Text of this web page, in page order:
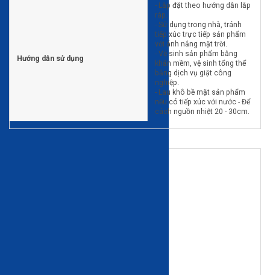
Hướng dẫn sử dụng
- Lắp đặt theo hướng dẫn lắp
ráp.
- Sử dụng trong nhà, tránh
tiếp xúc trực tiếp sản phẩm
với ánh nắng mặt trời.
- Vệ sinh sản phẩm bằng
khăn mềm, vệ sinh tổng thể
bằng dịch vụ giặt công
nghiệp.
- Lau khô bề mặt sản phẩm
nếu có tiếp xúc với nước - Để
cách nguồn nhiệt 20 - 30cm.